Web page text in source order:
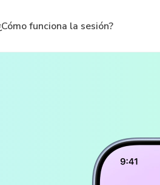
funciona la sesión?